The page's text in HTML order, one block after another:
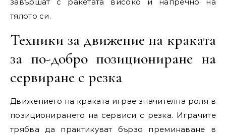
тялото си.
Техники за движение на краката
за по-добро позициониране на
сервиране с резка
Движението на краката играе значителна роля в
позиционирането на сервиси с резка. Играчите
трябва да практикуват бързо преминаване в